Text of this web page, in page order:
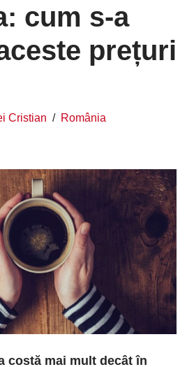
cum s-a
prețuri
Cristian România
costă mai mult decât în